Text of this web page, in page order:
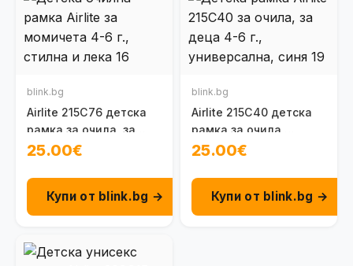
blink.bg
Airlite 215C76 детска
рамка за очила, за
момиче 4-6 г.
25.00€
Купи от blink.bg →
blink.bg
Airlite 215C40 детска
рамка за очила,
унисекс (4-6 г.)
25.00€
Купи от blink.bg →